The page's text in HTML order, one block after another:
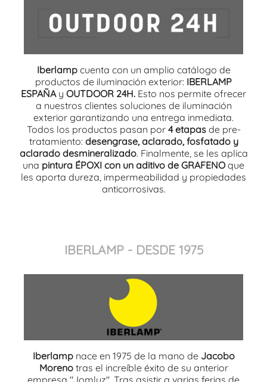
Iberlampcuenta con un amplio catálogo de
productos de iluminación exterior: IBERLAMP
ESPAÑAy OUTDOOR 24H. Esto nos permite ofrecer
a nuestros clientes soluciones de iluminación
exterior garantizando una entrega inmediata.
Todos los productos pasan por 4 etapasde pre-
tratamiento: desengrase, aclarado, fosfatado y
aclarado desmineralizado. Finalmente, se les aplica
una pintura ÉPOXI con un aditivo de GRAFENO que
les aporta dureza, impermeabilidad y propiedades
anticorrosivas.
IBERLAMP - DESDE 1975
Iberlamp nace en 1975 de la mano de Jacobo
Morenotras el increíble éxito de su anterior
empresa "Jomluz". Tras asistir a varias ferias de